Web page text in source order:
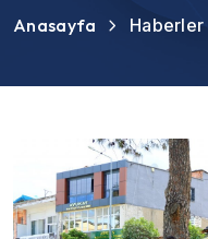
Anasayfa Haberler